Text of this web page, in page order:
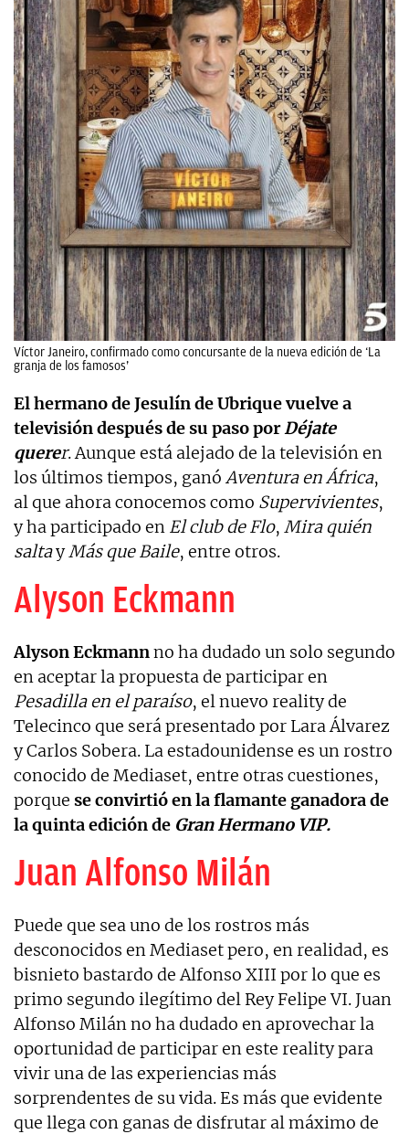
Víctor Janeiro, confirmado como concursante de la nueva edición de ‘La
granja de los famosos’
El hermano de Jesulín de Ubrique vuelve a
televisión después de su paso porDéjate
querer. Aunque está alejado de la televisión en
los últimos tiempos, ganó Aventura en África,
al que ahora conocemos como Supervivientes,
y ha participado en El club de Flo, Mira quién
saltayMás que Baile, entre otros.
Alyson Eckmann
Alyson Eckmannno ha dudado un solo segundo
en aceptar la propuesta de participar en
Pesadilla en el paraíso, el nuevo reality de
Telecinco que será presentado por Lara Álvarez
y Carlos Sobera. La estadounidense es un rostro
conocido de Mediaset, entre otras cuestiones,
porque se convirtió en la flamante ganadora de
la quinta edición de Gran Hermano VIP.
Juan Alfonso Milán
Puede que sea uno de los rostros más
desconocidos en Mediaset pero, en realidad, es
bisnieto bastardo de Alfonso XIII por lo que es
primo segundo ilegítimo del Rey Felipe VI. Juan
Alfonso Milán no ha dudado en aprovechar la
oportunidad de participar en este reality para
vivir una de las experiencias más
sorprendentes de su vida. Es más que evidente
que llega con ganas de disfrutar al máximo de